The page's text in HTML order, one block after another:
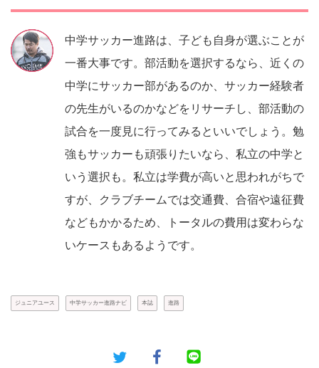
中学サッカー進路は、子ども自身が選ぶことが
一番大事です。部活動を選択するなら、近くの
中学にサッカー部があるのか、サッカー経験者
の先生がいるのかなどをリサーチし、部活動の
試合を一度見に行ってみるといいでしょう。勉
強もサッカーも頑張りたいなら、私立の中学と
いう選択も。私立は学費が高いと思われがちで
すが、クラブチームでは交通費、合宿や遠征費
などもかかるため、トータルの費用は変わらな
いケースもあるようです。
ジュニアユース 中学サッカー進路ナビ 本誌 進路